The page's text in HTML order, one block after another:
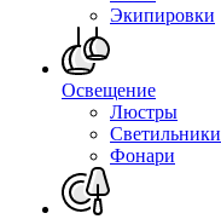
Экипировки
Освещение
Люстры
Светильники
Фонари